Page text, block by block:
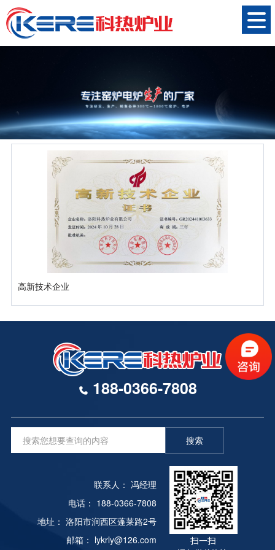
高新技术企业
188-0366-7808
搜索
联系人： 冯经理
电话： 188-0366-7808
地址： 洛阳市涧西区蓬莱路2号
邮箱： lykrly@126.com
扫一扫